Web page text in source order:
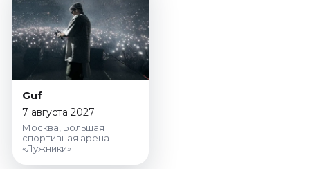
Январь 2027
Стендап
Август 2026
Сентябрь 2026
Октябрь 2026
Ноябрь 2026
Декабрь 2026
Выставки
Guf
7 августа 2027
Москва, Большая
спортивная арена
«Лужники»